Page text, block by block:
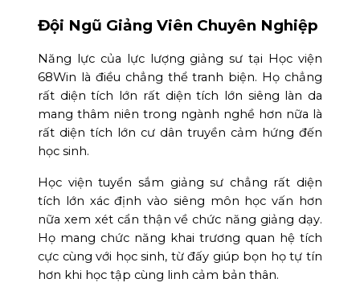
Đội Ngũ Giảng Viên Chuyên Nghiệp
Năng lực của lực lượng giảng sư tại Học viện
68Win là điều chẳng thể tranh biện. Họ chẳng
rất diện tích lớn rất diện tích lớn siêng làn da
mang thâm niên trong ngành nghề hơn nữa là
rất diện tích lớn cư dân truyền cảm hứng đến
học sinh.
Học viện tuyển sắm giảng sư chẳng rất diện
tích lớn xác định vào siêng môn học vấn hơn
nữa xem xét cẩn thận về chức năng giảng dạy.
Họ mang chức năng khai trương quan hệ tích
cực cùng với học sinh, từ đấy giúp bọn họ tự tín
hơn khi học tập cùng linh cảm bản thân.